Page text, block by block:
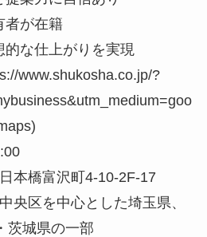
者が在籍
な仕上がりを実現
www.shukosha.co.jp/?
本橋富沢町4-10-2F-17
央区を中心とした埼玉県、
茨城県の一部